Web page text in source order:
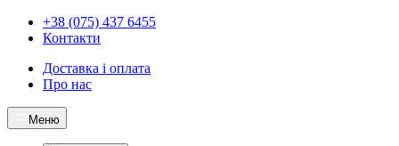
+38 (075) 437 6455
Контакти
Доставка і оплата
Про нас
Меню